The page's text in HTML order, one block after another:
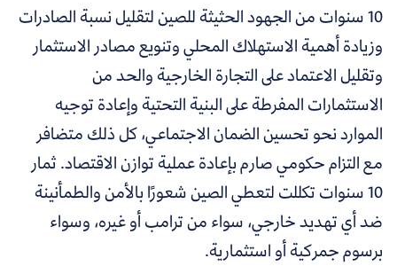
10 سنوات من الجهود الحثيثة للصين لتقليل نسبة الصادرات
وزيادة أهمية الاستهلاك المحلي وتنويع مصادر الاستثمار
وتقليل الاعتماد على التجارة الخارجية والحد من
الاستثمارات المفرطة على البنية التحتية وإعادة توجيه
الموارد نحو تحسين الضمان الاجتماعي، كل ذلك متضافر
مع التزام حكومي صارم بإعادة عملية توازن الاقتصاد. ثمار
10 سنوات تكللت لتعطي الصين شعورًا بالأمن والطمأنينة
ضد أي تهديد خارجي، سواء من ترامب أو غيره، وسواء
برسوم جمركية أو استثمارية.